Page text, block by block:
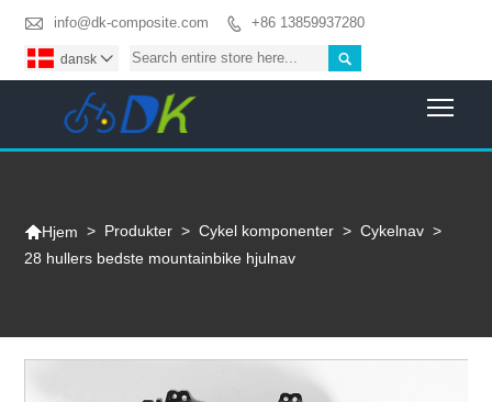
 info@dk-composite.com  +86 13859937280

dansk 
Hjem > Produkter > Cykel komponenter > Cykelnav >
28 hullers bedste mountainbike hjulnav